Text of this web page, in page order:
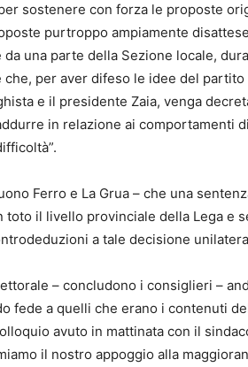
sostenere con forza le proposte
purtroppo ampiamente
una parte della Sezione locale,
per aver difeso le idee del
e il presidente Zaia, venga
in relazione ai comportamenti
Ferro e La Grua – che una
toto il livello provinciale della Lega e
a tale decisione
– concludono i consiglieri –
fede a quelli che erano i contenuti
avuto in mattinata con il
il nostro appoggio alla